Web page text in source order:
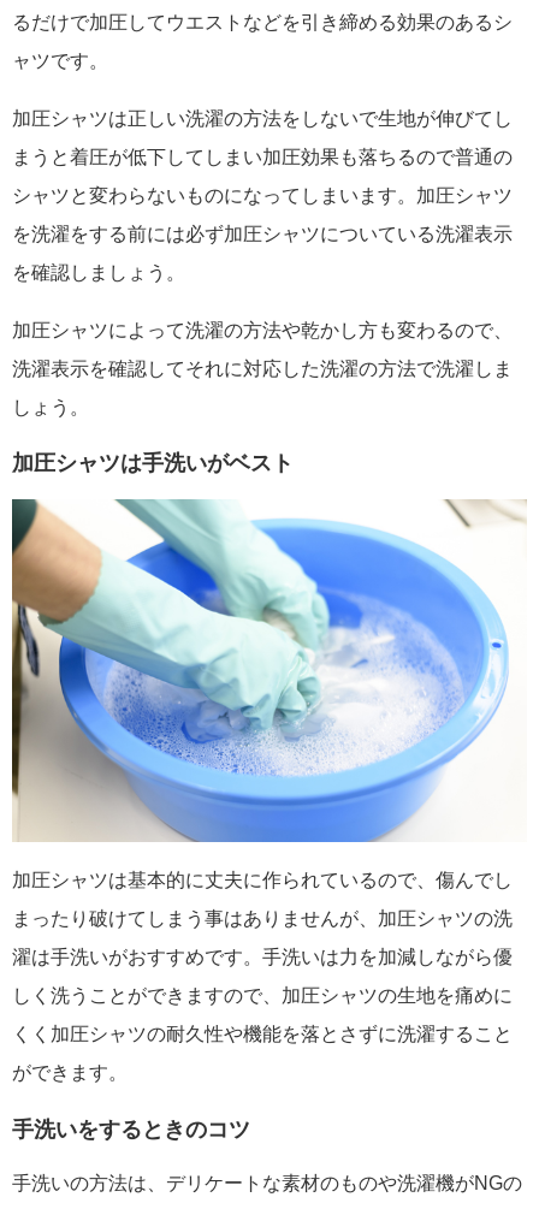
るだけで加圧してウエストなどを引き締める効果のあるシ
ャツです。
加圧シャツは正しい洗濯の方法をしないで生地が伸びてし
まうと着圧が低下してしまい加圧効果も落ちるので普通の
シャツと変わらないものになってしまいます。加圧シャツ
を洗濯をする前には必ず加圧シャツについている洗濯表示
を確認しましょう。
加圧シャツによって洗濯の方法や乾かし方も変わるので、
洗濯表示を確認してそれに対応した洗濯の方法で洗濯しま
しょう。
加圧シャツは手洗いがベスト
加圧シャツは基本的に丈夫に作られているので、傷んでし
まったり破けてしまう事はありませんが、加圧シャツの洗
濯は手洗いがおすすめです。手洗いは力を加減しながら優
しく洗うことができますので、加圧シャツの生地を痛めに
くく加圧シャツの耐久性や機能を落とさずに洗濯すること
ができます。
手洗いをするときのコツ
手洗いの方法は、デリケートな素材のものや洗濯機がNGの